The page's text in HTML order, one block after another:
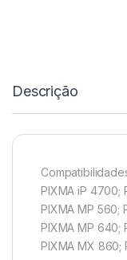
Descrição
PIXMA iP 4700;
PIXMA MP 560;
PIXMA MP 640;
PIXMA MX 860;